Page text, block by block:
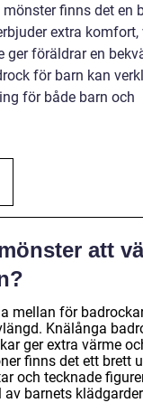
finns det en
extra komfort,
ger föräldrar en
för barn kan
för både barn och
att
mellan för
Knälånga
ger extra värme
finns det ett brett
och tecknade
barnets